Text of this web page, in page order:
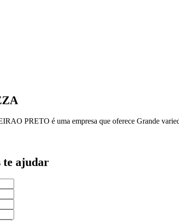
PRETO é uma empresa que oferece Grande
te ajudar